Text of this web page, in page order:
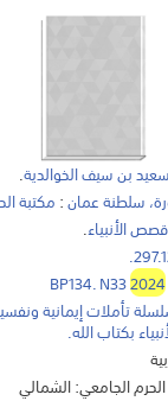
بن سيف الخوالدية.
سلطنة عمان: مكتبة
قصص الأنبياء.
BP134. N332024
تأملات إيمانية
بكتاب الله.
الجامعي: الشمالي